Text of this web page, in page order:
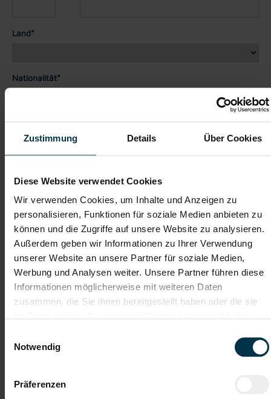
Zustimmung Details Über Cookies
Diese Website verwendet Cookies
Wir verwenden Cookies, um Inhalte und Anzeigen zu
personalisieren, Funktionen für soziale Medien anbieten zu
können und die Zugriffe auf unsere Website zu analysieren.
Außerdem geben wir Informationen zu Ihrer Verwendung
unserer Website an unsere Partner für soziale Medien,
Werbung und Analysen weiter. Unsere Partner führen diese
Informationen möglicherweise mit weiteren Daten
zusammen, die Sie ihnen bereitgestellt haben oder die sie
Notwendig
Präferenzen
Land*
Nationalität*
Telefon*
Lebenslauf
Bewerbungsschreiben
Empfehlungschreiben / Zeugnisse
Datei 4